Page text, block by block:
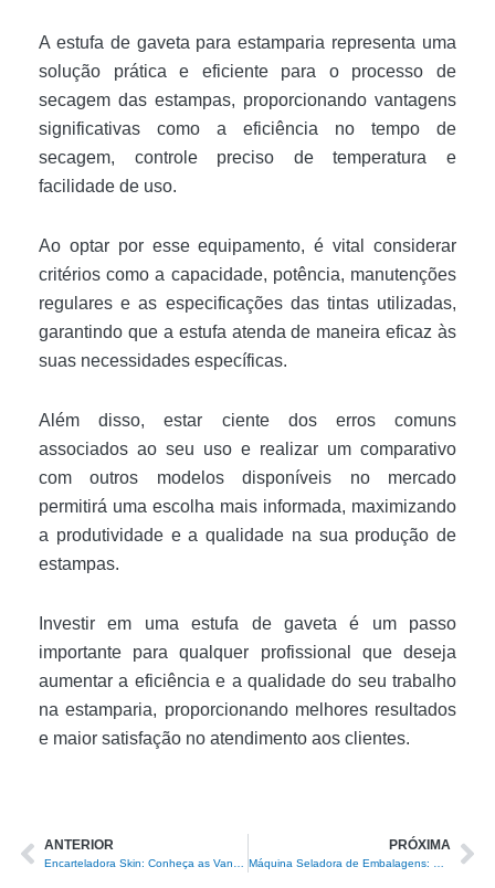
A estufa de gaveta para estamparia representa uma
solução prática e eficiente para o processo de
secagem das estampas, proporcionando vantagens
significativas como a eficiência no tempo de
secagem, controle preciso de temperatura e
facilidade de uso.
Ao optar por esse equipamento, é vital considerar
critérios como a capacidade, potência, manutenções
regulares e as especificações das tintas utilizadas,
garantindo que a estufa atenda de maneira eficaz às
suas necessidades específicas.
Além disso, estar ciente dos erros comuns
associados ao seu uso e realizar um comparativo
com outros modelos disponíveis no mercado
permitirá uma escolha mais informada, maximizando
a produtividade e a qualidade na sua produção de
estampas.
Investir em uma estufa de gaveta é um passo
importante para qualquer profissional que deseja
aumentar a eficiência e a qualidade do seu trabalho
na estamparia, proporcionando melhores resultados
e maior satisfação no atendimento aos clientes.
Prev
ANTERIOR PRÓXIMA